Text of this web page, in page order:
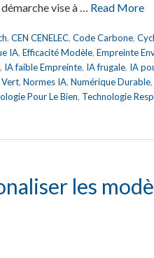
vise à … Read More
, CEN CENELEC, Code Carbone,
IA, Efficacité Modèle, Empreinte
, IA faible Empreinte, IA frugale, IA
Vert, Normes IA, Numérique Durable,
Pour Le Bien, Technologie
les